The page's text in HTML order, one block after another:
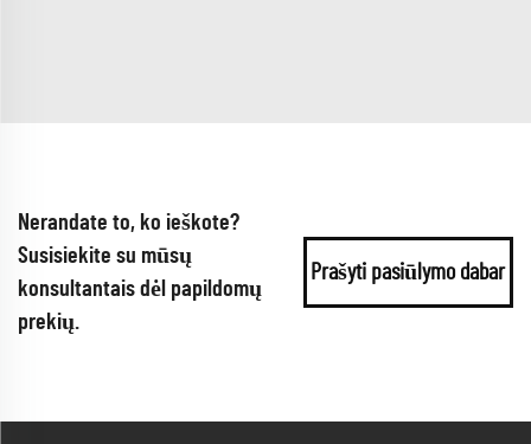
Nerandate to, ko ieškote?
Susisiekite su mūsų
konsultantais dėl papildomų
prekių.
Prašyti pasiūlymo dabar